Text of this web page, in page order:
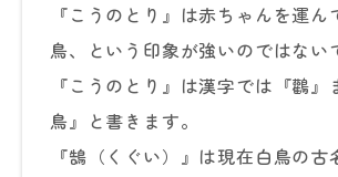
『こうのとり』は赤ちゃんを運ん
鳥、という印象が強いのではない
『こうのとり』は漢字では『鸛』
鳥』と書きます。
『鵠（くぐい）』は現在白鳥の古